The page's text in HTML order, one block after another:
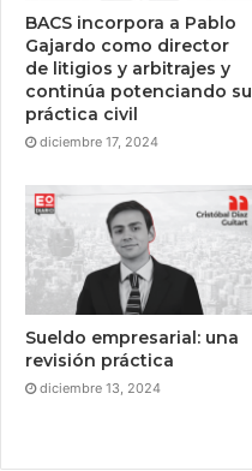
BACS incorpora a Pablo
Gajardo como director
de litigios y arbitrajes y
continúa potenciando su
práctica civil
diciembre 17, 2024
Sueldo empresarial: una
revisión práctica
diciembre 13, 2024